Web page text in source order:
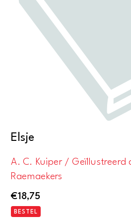
Elsje
A. C. Kuiper / Geïllustreerd
Raemaekers
€18,75
BESTEL